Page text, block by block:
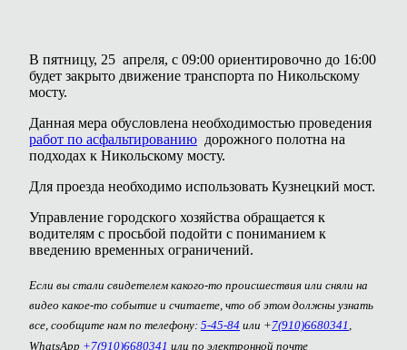
В пятницу, 25 апреля, с 09:00 ориентировочно до 16:00
будет закрыто движение транспорта по Никольскому
мосту.
Данная мера обусловлена необходимостью проведения
работ по асфальтированию дорожного полотна на
подходах к Никольскому мосту.
Для проезда необходимо использовать Кузнецкий мост.
Управление городского хозяйства обращается к
водителям с просьбой подойти с пониманием к
введению временных ограничений.
Если вы стали свидетелем какого-то происшествия или сняли на
видео какое-то событие и считаете, что об этом должны узнать
все, сообщите нам по телефону: 5-45-84 или +7(910)6680341 ,
WhatsApp +7(910)6680341 или по электронной почте